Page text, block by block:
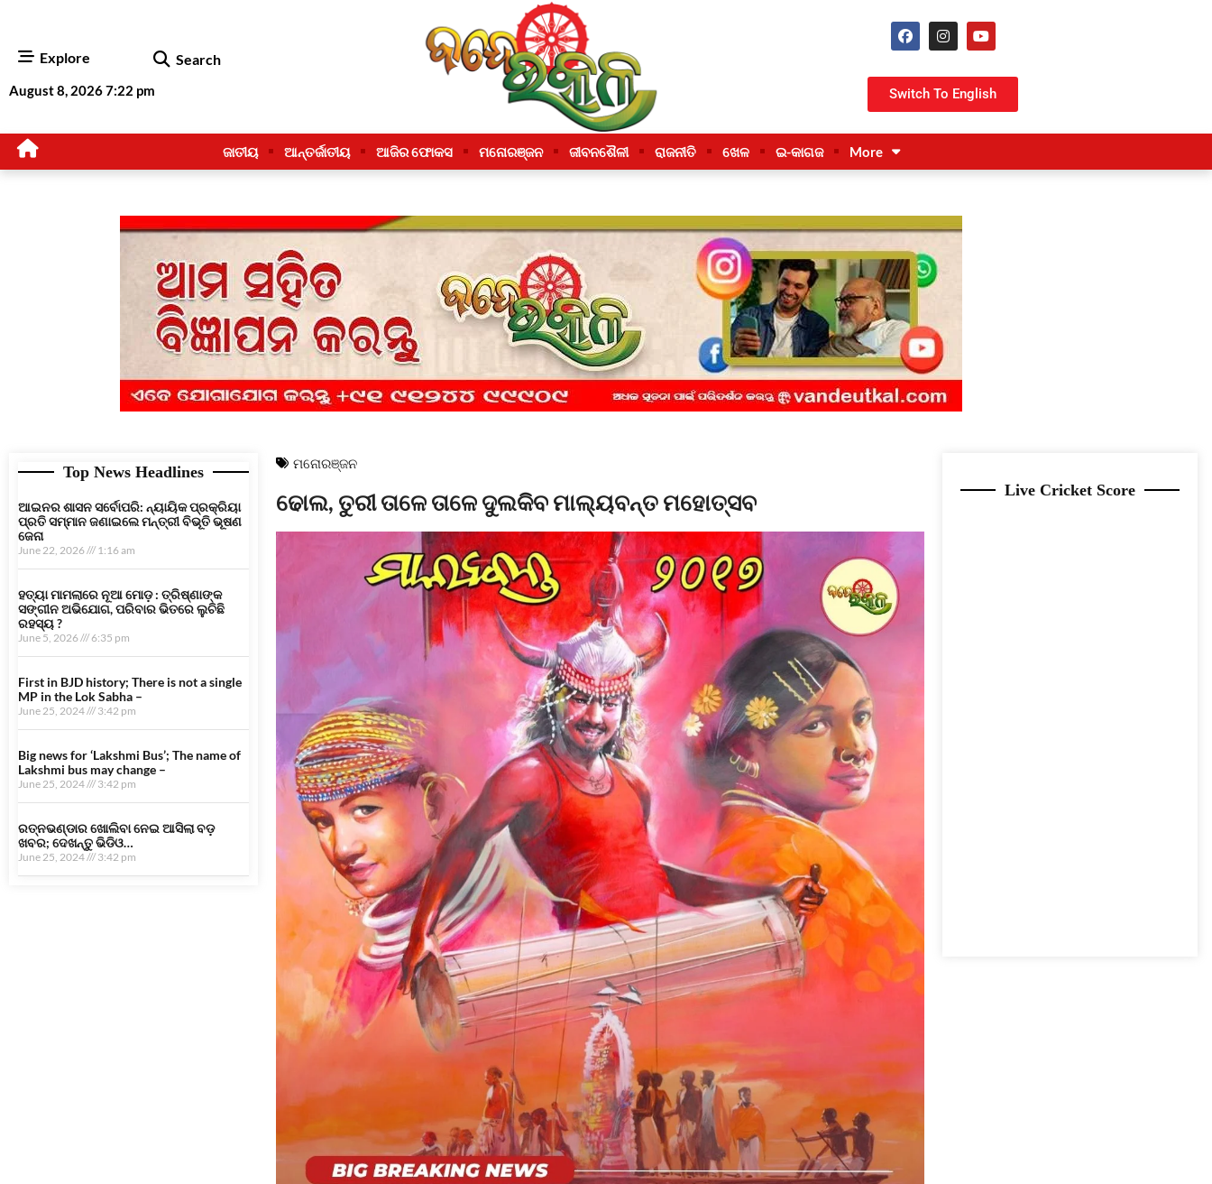
Explore Search
August 8, 2026 7:22 pm Switch To English
ଜାତୀୟ ଆନ୍ତର୍ଜାତୀୟ ଆଜିର ଫୋକସ ମନୋରଞ୍ଜନ ଜୀବନଶୈଳୀ ରାଜନୀତି ଖେଳ ଇ-କାଗଜ More
Top News Headlines
ଆଇନର ଶାସନ ସର୍ବୋପରି: ନ୍ୟାୟିକ ପ୍ରକ୍ରିୟା
ପ୍ରତି ସମ୍ମାନ ଜଣାଇଲେ ମନ୍ତ୍ରୀ ବିଭୂତି ଭୂଷଣ
ଜେନା
June 22, 2026 1:16 am
ହତ୍ୟା ମାମଲାରେ ନୂଆ ମୋଡ଼ : ତ୍ରିଷ୍ଣାଙ୍କ
ସଙ୍ଗୀନ ଅଭିଯୋଗ, ପରିବାର ଭିତରେ ଲୁଚିଛି
ରହସ୍ୟ ?
June 5, 2026 6:35 pm
First in BJD history; There is not a single
MP in the Lok Sabha –
June 25, 2024 3:42 pm
Big news for ‘Lakshmi Bus’; The name of
Lakshmi bus may change –
June 25, 2024 3:42 pm
ରତ୍ନଭଣ୍ଡାର ଖୋଲିବା ନେଇ ଆସିଲା ବଡ଼
ଖବର; ଦେଖନ୍ତୁ ଭିଡିଓ…
June 25, 2024 3:42 pm
ମନୋରଞ୍ଜନ
ଢୋଲ, ତୁରୀ ତାଳେ ତାଳେ ଦୁଲକିବ ମାଲ୍ୟବନ୍ତ ମହୋତ୍ସବ Live Cricket Score